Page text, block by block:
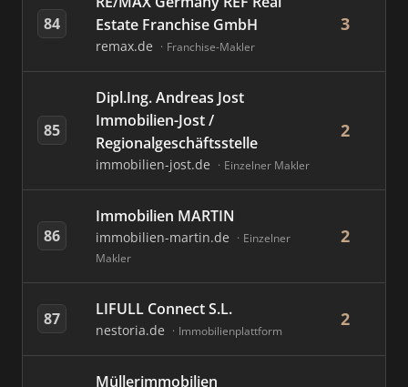
84
Estate Franchise GmbH
remax.de Franchise-Makler
3
85
Dipl.Ing. Andreas Jost
Immobilien-Jost /
Regionalgeschäftsstelle
immobilien-jost.de Einzelner Makler
2
86
Immobilien MARTIN
immobilien-martin.de
Einzelner
Makler
2
87 LIFULL Connect S.L.
nestoria.de Immobilienplattform
2
Müllerimmobilien